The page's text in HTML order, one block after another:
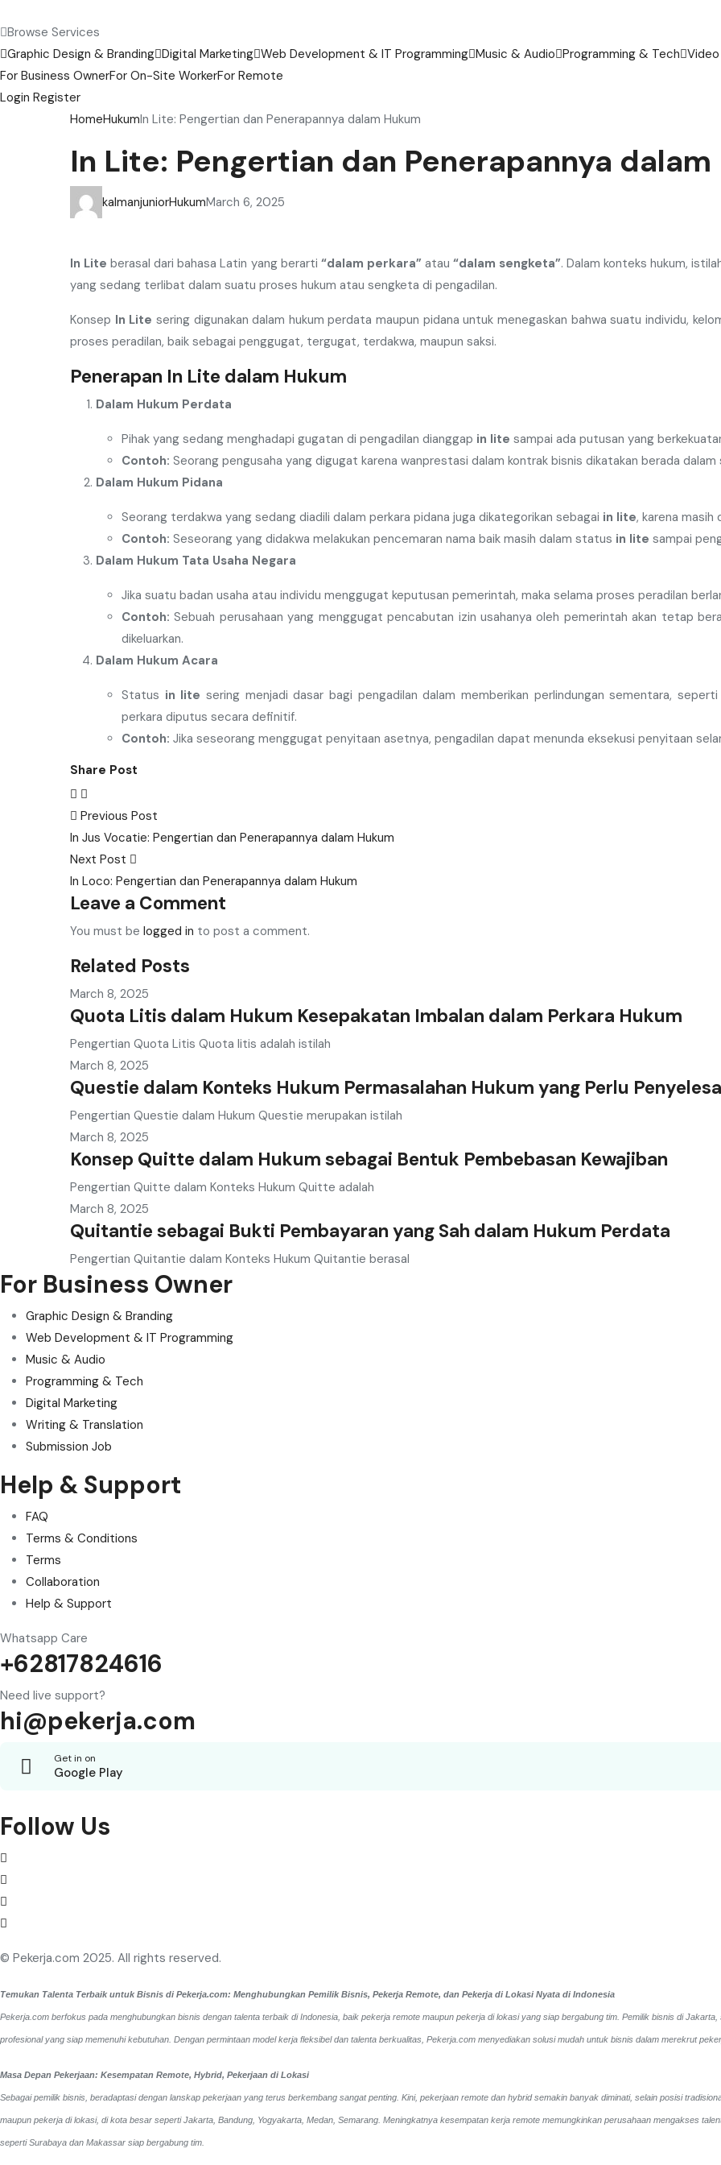
Browse Services
Graphic Design & Branding Digital Marketing Web Development & IT Programming Music & Audio Programming & Tech
For Business OwnerFor On-Site WorkerFor Remote
Login Register
HomeHukumIn Lite: Pengertian dan Penerapannya dalam Hukum
In Lite: Pengertian dan Penerapannya
kalmanjuniorHukumMarch 6, 2025
In Lite berasal dari bahasa Latin yang berarti “dalam perkara” atau “dalam sengketa”. Dalam konteks hukum,
yang sedang terlibat dalam suatu proses hukum atau sengketa di pengadilan.
Konsep In Lite sering digunakan dalam hukum perdata maupun pidana untuk menegaskan bahwa suatu individu,
proses peradilan, baik sebagai penggugat, tergugat, terdakwa, maupun saksi.
Penerapan In Lite dalam Hukum
Dalam Hukum Perdata
Pihak yang sedang menghadapi gugatan di pengadilan dianggap in lite sampai ada putusan yang
Contoh: Seorang pengusaha yang digugat karena wanprestasi dalam kontrak bisnis dikatakan berada
Dalam Hukum Pidana
Seorang terdakwa yang sedang diadili dalam perkara pidana juga dikategorikan sebagai in lite, karena masih
Contoh: Seseorang yang didakwa melakukan pencemaran nama baik masih dalam status in lite sampai
Dalam Hukum Tata Usaha Negara
Jika suatu badan usaha atau individu menggugat keputusan pemerintah, maka selama proses peradilan
Contoh: Sebuah perusahaan yang menggugat pencabutan izin usahanya oleh pemerintah akan tetap
dikeluarkan.
Dalam Hukum Acara
Status in lite sering menjadi dasar bagi pengadilan dalam memberikan perlindungan sementara,
perkara diputus secara definitif.
Contoh: Jika seseorang menggugat penyitaan asetnya, pengadilan dapat menunda eksekusi penyitaan
Share Post
Post
navigation
Previous Post
In Jus Vocatie: Pengertian dan Penerapannya dalam Hukum
Next Post
In Loco: Pengertian dan Penerapannya dalam Hukum
Leave a Comment
You must be logged in to post a comment.
Related Posts
March 8, 2025
Quota Litis dalam Hukum Kesepakatan Imbalan dalam Perkara Hukum
Pengertian Quota Litis Quota litis adalah istilah
March 8, 2025
Questie dalam Konteks Hukum Permasalahan Hukum yang Perlu
Pengertian Questie dalam Hukum Questie merupakan istilah
March 8, 2025
Konsep Quitte dalam Hukum sebagai Bentuk Pembebasan Kewajiban
Pengertian Quitte dalam Konteks Hukum Quitte adalah
March 8, 2025
Quitantie sebagai Bukti Pembayaran yang Sah dalam Hukum Perdata
Pengertian Quitantie dalam Konteks Hukum Quitantie berasal
For Business Owner
Graphic Design & Branding
Web Development & IT Programming
Music & Audio
Programming & Tech
Digital Marketing
Writing & Translation
Submission Job
Help & Support
FAQ
Terms & Conditions
Terms
Collaboration
Help & Support
Whatsapp Care
+62817824616
Need live support?
hi@pekerja.com
Get in on
Google Play
Follow Us
© Pekerja.com 2025. All rights reserved.
Temukan Talenta Terbaik untuk Bisnis di Pekerja.com: Menghubungkan Pemilik Bisnis, Pekerja Remote, dan Pekerja di Lokasi Nyata di Indonesia
Pekerja.com berfokus pada menghubungkan bisnis dengan talenta terbaik di Indonesia, baik pekerja remote maupun pekerja di lokasi yang siap bergabung tim. Pemilik bisnis di
profesional yang siap memenuhi kebutuhan. Dengan permintaan model kerja fleksibel dan talenta berkualitas, Pekerja.com menyediakan solusi mudah untuk bisnis dalam merekrut
Masa Depan Pekerjaan: Kesempatan Remote, Hybrid, Pekerjaan di Lokasi
Sebagai pemilik bisnis, beradaptasi dengan lanskap pekerjaan yang terus berkembang sangat penting. Kini, pekerjaan remote dan hybrid semakin banyak diminati, selain posisi
maupun pekerja di lokasi, di kota besar seperti Jakarta, Bandung, Yogyakarta, Medan, Semarang. Meningkatnya kesempatan kerja remote memungkinkan perusahaan mengakses
seperti Surabaya dan Makassar siap bergabung tim.